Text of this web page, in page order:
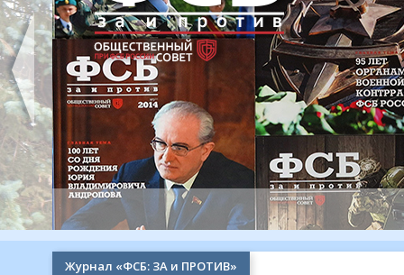
Журнал «ФСБ: ЗА и ПРОТИВ»